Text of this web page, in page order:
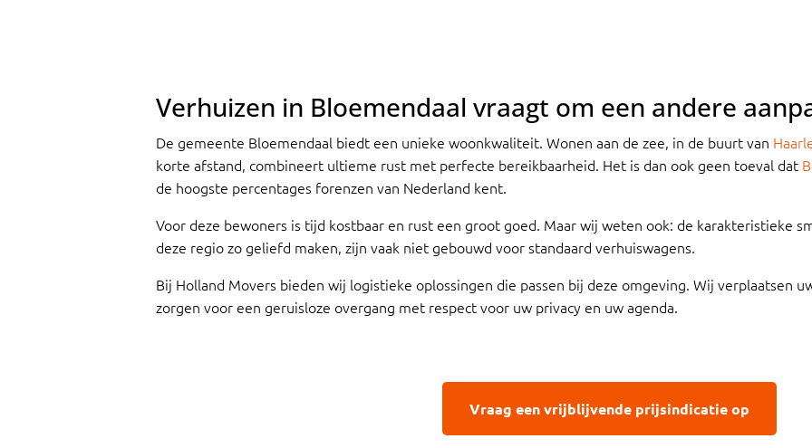
great care. I would highly recommend
them to anyone looking for a reliable
and efficient moving company.
Verhuizen in Bloemendaal vraagt om een andere
De gemeente Bloemendaal biedt een unieke woonkwaliteit. Wonen aan de zee, in de buurt van
korte afstand, combineert ultieme rust met perfecte bereikbaarheid. Het is dan ook geen toeval dat
de hoogste percentages forenzen van Nederland kent.
Voor deze bewoners is tijd kostbaar en rust een groot goed. Maar wij weten ook: de karakteristieke
deze regio zo geliefd maken, zijn vaak niet gebouwd voor standaard verhuiswagens.
Bij Holland Movers bieden wij logistieke oplossingen die passen bij deze omgeving. Wij verplaatsen
zorgen voor een geruisloze overgang met respect voor uw privacy en uw agenda.
Vraag een vrijblijvende prijsindicatie op